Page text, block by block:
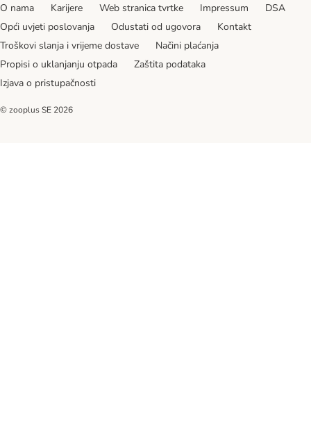
O nama Karijere Web stranica tvrtke Impressum
DSA
Opći uvjeti poslovanja
Odustati od ugovora
Kontakt
Troškovi slanja i vrijeme dostave
Načini plaćanja
Propisi o uklanjanju otpada
Zaštita podataka
Izjava o pristupačnosti
© zooplus SE 2026